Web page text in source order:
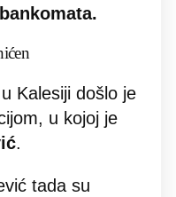
Kalesiji došlo je
u kojoj je
.
tada su